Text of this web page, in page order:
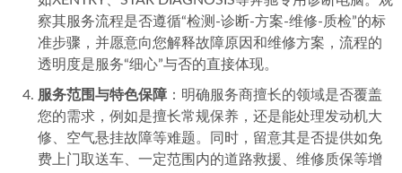
鼎火奔驰1111.png
选择一家合适的维修服务商，不能仅凭广告或单一价格决
定。建议您从以下几个核心维度进行综合考察：